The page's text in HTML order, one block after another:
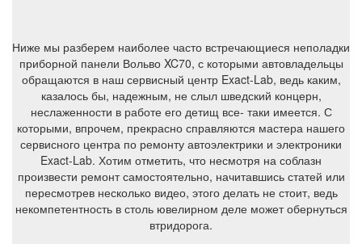
Ниже мы разберем наиболее часто встречающиеся неполадки
приборной панели Вольво XC70, с которыми автовладельцы
обращаются в наш сервисный центр Exact-Lab, ведь каким,
казалось бы, надежным, не слыл шведский концерн,
неслаженности в работе его детищ все- таки имеется. С
которыми, впрочем, прекрасно справляются мастера нашего
сервисного центра по ремонту автоэлектрики и электроники
Exact-Lab. Хотим отметить, что несмотря на соблазн
произвести ремонт самостоятельно, начитавшись статей или
пересмотрев несколько видео, этого делать не стоит, ведь
некомпетентность в столь ювелирном деле может обернуться
втридорога.